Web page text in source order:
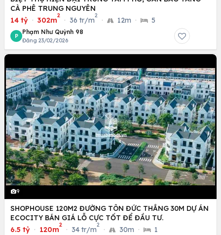
CÀ PHÊ TRUNG NGUYÊN
14 tỷ · 302m
2
· 36 tr/m
2
· 12m · 5
P
Phạm Như Quỳnh 98
Đăng 23/02/2026
9
SHOPHOUSE 120M2 ĐƯỜNG TÔN ĐỨC THẮNG 30M DỰ ÁN
ECOCITY BÁN GIÁ LỖ CỰC TỐT ĐỂ ĐẦU TƯ.
6.5 tỷ · 120m
2
· 34 tr/m
2
· 30m · 1